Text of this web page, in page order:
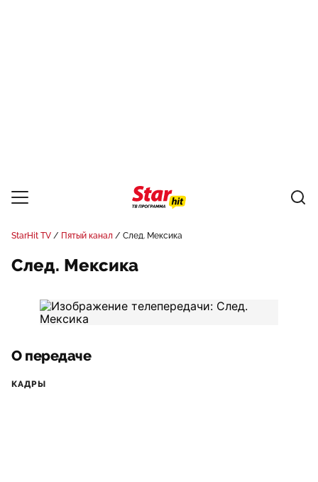
StarHit TV Пятый канал След. Мексика
След. Мексика
О передаче
КАДРЫ